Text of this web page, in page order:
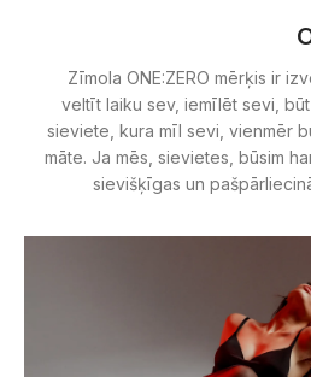
Zīmola ONE:ZERO mērķis ir
veltīt laiku sev, iemīlēt sevi,
sieviete, kura mīl sevi, vienmēr
māte. Ja mēs, sievietes, būsim
sievišķīgas un